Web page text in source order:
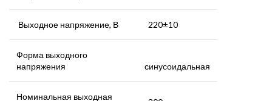
Выходное напряжение, В 220±10
Форма выходного
напряжения
синусоидальная
Номинальная выходная